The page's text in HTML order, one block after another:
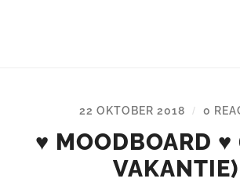
22 OKTOBER 2018 / 0
♥ MOODBOARD
VAKANTIE)